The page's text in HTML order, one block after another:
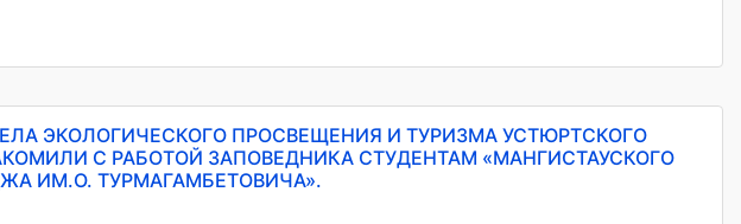
ЭКОЛОГИЧЕСКОГО ПРОСВЕЩЕНИЯ И ТУРИЗМА УСТЮРТСКОГО
С РАБОТОЙ ЗАПОВЕДНИКА СТУДЕНТАМ «МАНГИСТАУСКОГО
ИМ.О. ТУРМАГАМБЕТОВИЧА».